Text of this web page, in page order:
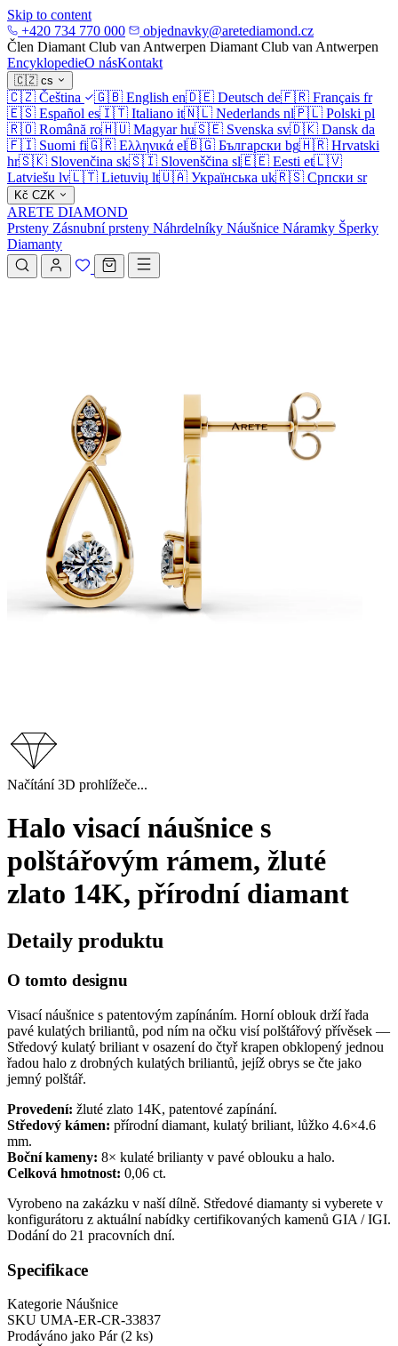
Skip to content
+420 734 770 000
objednavky@aretediamond.cz
Člen Diamant Club van Antwerpen Diamant Club van Antwerpen
EncyklopedieO násKontakt
🇨🇿 cs
🇨🇿 Čeština 🇬🇧 English en🇩🇪 Deutsch de🇫🇷 Français fr
🇪🇸 Español es🇮🇹 Italiano it🇳🇱 Nederlands nl🇵🇱 Polski pl
🇷🇴 Română ro🇭🇺 Magyar hu🇸🇪 Svenska sv🇩🇰 Dansk da
🇫🇮 Suomi fi🇬🇷 Ελληνικά el🇧🇬 Български bg🇭🇷 Hrvatski
hr🇸🇰 Slovenčina sk🇸🇮 Slovenščina sl🇪🇪 Eesti et🇱🇻
Latviešu lv🇱🇹 Lietuvių lt🇺🇦 Українська uk🇷🇸 Српски sr
Kč CZK
ARETE DIAMOND
Prsteny Zásnubní prsteny Náhrdelníky Náušnice Náramky Šperky
Diamanty
Načítání 3D prohlížeče...
Halo visací náušnice s
polštářovým rámem, žluté
zlato 14K, přírodní diamant
Detaily produktu
O tomto designu
Visací náušnice s patentovým zapínáním. Horní oblouk drží řada
pavé kulatých briliantů, pod ním na očku visí polštářový přívěsek —
Středový kulatý briliant v osazení do čtyř krapen obklopený jednou
řadou halo z drobných kulatých briliantů, jejíž obrys se čte jako
jemný polštář.
Provedení: žluté zlato 14K, patentové zapínání.
Středový kámen: přírodní diamant, kulatý briliant, lůžko 4.6×4.6
mm.
Boční kameny: 8× kulaté brilianty v pavé oblouku a halo.
Celková hmotnost: 0,06 ct.
Vyrobeno na zakázku v naší dílně. Středové diamanty si vyberete v
konfigurátoru z aktuální nabídky certifikovaných kamenů GIA / IGI.
Dodání do 21 pracovních dní.
Specifikace
Kategorie Náušnice
SKU UMA-ER-CR-33837
Prodáváno jako Pár (2 ks)